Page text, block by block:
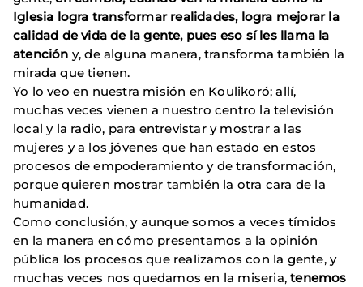
Iglesia logra transformar realidades, logra mejorar la
calidad de vida de la gente, pues eso sí les llama la
atención y, de alguna manera, transforma también la
mirada que tienen.
Yo lo veo en nuestra misión en Koulikoró; allí,
muchas veces vienen a nuestro centro la televisión
local y la radio, para entrevistar y mostrar a las
mujeres y a los jóvenes que han estado en estos
procesos de empoderamiento y de transformación,
porque quieren mostrar también la otra cara de la
humanidad.
Como conclusión, y aunque somos a veces tímidos
en la manera en cómo presentamos a la opinión
pública los procesos que realizamos con la gente, y
muchas veces nos quedamos en la miseria,tenemos